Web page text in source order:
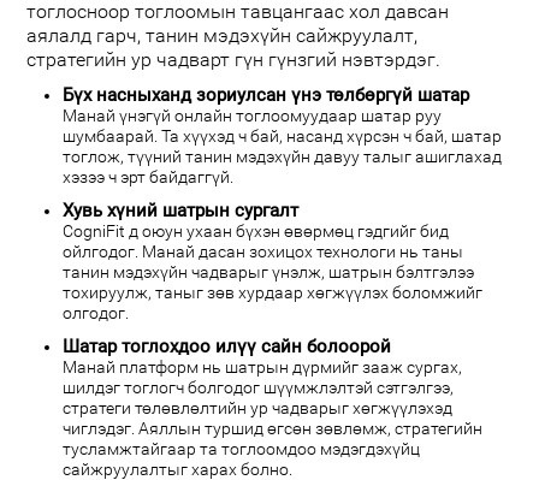
тоглосноор тоглоомын тавцангаас хол давсан
аялалд гарч, танин мэдэхүйн сайжруулалт,
стратегийн ур чадварт гүн гүнзгий нэвтэрдэг.
Бүх насныханд зориулсан үнэ төлбөргүй шатар
Манай үнэгүй онлайн тоглоомуудаар шатар руу
шумбаарай. Та хүүхэд ч бай, насанд хүрсэн ч бай, шатар
тоглож, түүний танин мэдэхүйн давуу талыг ашиглахад
хэзээ ч эрт байдаггүй.
Хувь хүний шатрын сургалт
CogniFit д оюун ухаан бүхэн өвөрмөц гэдгийг бид
ойлгодог. Манай дасан зохицох технологи нь таны
танин мэдэхүйн чадварыг үнэлж, шатрын бэлтгэлээ
тохируулж, таныг зөв хурдаар хөгжүүлэх боломжийг
олгодог.
Шатар тоглохдоо илүү сайн болоорой
Манай платформ нь шатрын дүрмийг зааж сургах,
шилдэг тоглогч болгодог шүүмжлэлтэй сэтгэлгээ,
стратеги төлөвлөлтийн ур чадварыг хөгжүүлэхэд
чиглэдэг. Аяллын туршид өгсөн зөвлөмж, стратегийн
тусламжтайгаар та тоглоомдоо мэдэгдэхүйц
сайжруулалтыг харах болно.